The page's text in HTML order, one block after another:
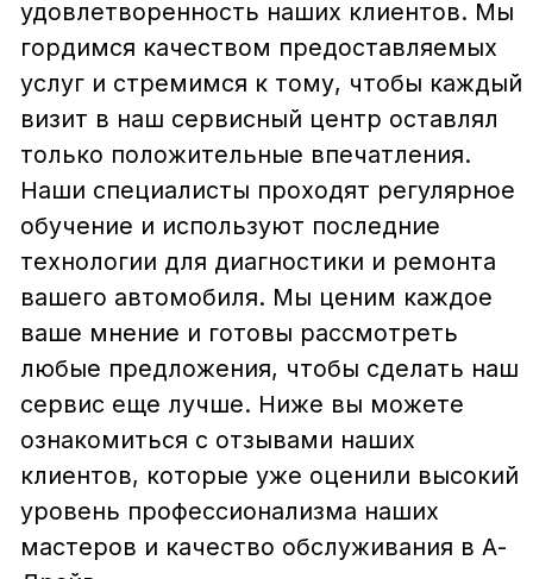
Представленные на сайте материалы и
условия носят исключительно
информационный характер и не являются
публичной офертой, определяемой
положениями ст. 437 Гражданского кодекса
продуктах, услугах и их стоимости
обращайтесь к нашим специалистам.
© Группа компаний «А-Драйв» 2003 - 2026
Политика обработки персональных данных
Политика использования файлов cookie
Трафик, лиды и продажи